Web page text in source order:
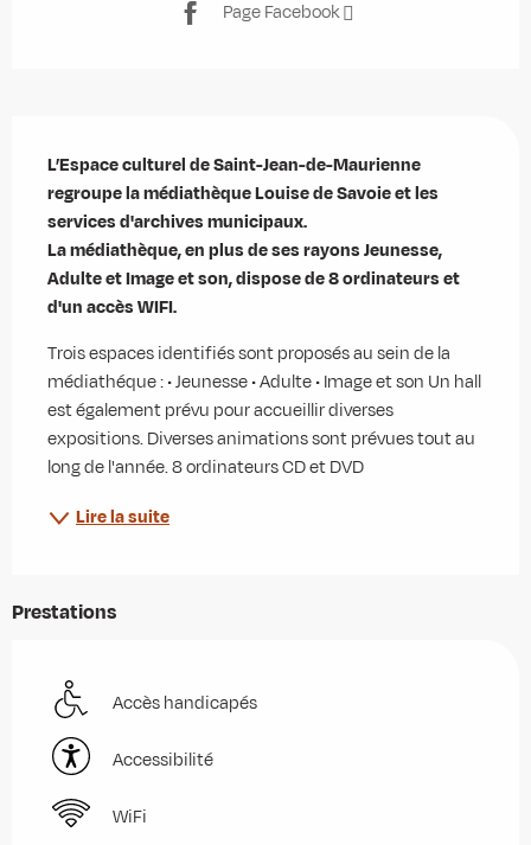
Page Facebook
L’Espace culturel de Saint-Jean-de-Maurienne
regroupe la médiathèque Louise de Savoie et les
services d'archives municipaux.
La médiathèque, en plus de ses rayons Jeunesse,
Adulte et Image et son, dispose de 8 ordinateurs et
d'un accès WIFI.
Trois espaces identifiés sont proposés au sein de la
médiathéque : • Jeunesse • Adulte • Image et son Un hall
est également prévu pour accueillir diverses
expositions. Diverses animations sont prévues tout au
long de l'année. 8 ordinateurs CD et DVD
Lire la suite
Prestations
Accès handicapés
Accessibilité
WiFi